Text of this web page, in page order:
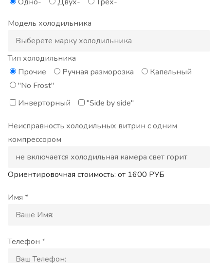
Модель холодильника
Тип холодильника
Прочие
Ручная разморозка
Капельный
"No Frost"
Инверторный
"Side by side"
Неисправность холодильных витрин с одним
компрессором
Ориентировочная стоимость: от 1600 РУБ
Имя *
Телефон *